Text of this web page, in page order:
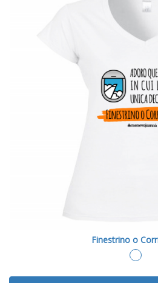
Finestrino o